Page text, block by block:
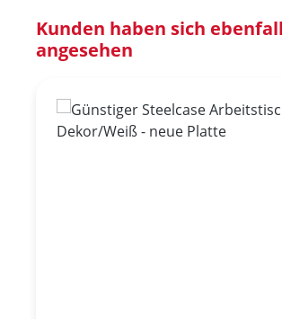
Produktgalerie überspringen
Kunden haben sich
angesehen